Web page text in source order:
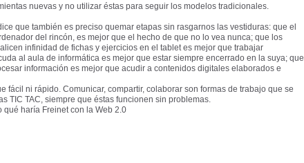
nuevas y no utilizar éstas para seguir los modelos tradicionales.
que también es preciso quemar etapas sin rasgarnos las vestiduras: que el
del rincón, es mejor que el hecho de que no lo vea nunca; que los
infinidad de fichas y ejercicios en el tablet es mejor que trabajar
al aula de informática es mejor que estar siempre encerrado en la suya; que
información es mejor que acudir a contenidos digitales elaborados e
fácil ni rápido. Comunicar, compartir, colaborar son formas de trabajo que se
TIC TAC, siempre que éstas funcionen sin problemas.
qué haría Freinet con la Web 2.0